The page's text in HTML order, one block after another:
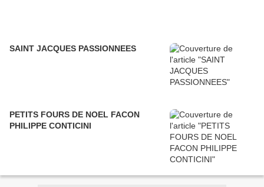
SAINT JACQUES PASSIONNEES
PETITS FOURS DE NOEL FACON
PHILIPPE CONTICINI